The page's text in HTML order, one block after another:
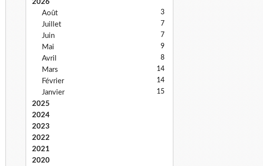
2026
Août
3
Juillet 7
Juin 7
Mai 9
Avril 8
Mars 14
Février 14
Janvier 15
2025
2024
2023
2022
2021
2020